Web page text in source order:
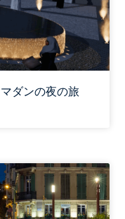
ダンの夜の旅